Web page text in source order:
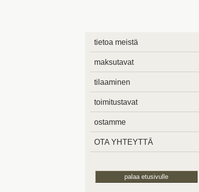
tietoa meistä
maksutavat
tilaaminen
toimitustavat
ostamme
OTA YHTEYTTÄ
palaa etusivulle